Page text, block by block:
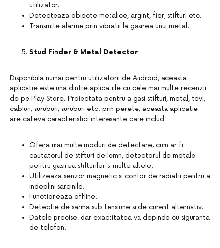
utilizator.
Detecteaza obiecte metalice, argint, fier, stifturi etc.
Transmite alarme prin vibratii la gasirea unui metal.
Stud Finder & Metal Detector
Disponibila numai pentru utilizatorii de Android, aceasta
aplicatie este una dintre aplicatiile cu cele mai multe recenzii
de pe Play Store. Proiectata pentru a gasi stifturi, metal, tevi,
cabluri, suruburi, suruburi etc. prin perete, aceasta aplicatie
are cateva caracteristici interesante care includ:
Ofera mai multe moduri de detectare, cum ar fi
cautatorul de stifturi de lemn, detectorul de metale
pentru gasirea stifturilor si multe altele.
Utilizeaza senzor magnetic si contor de radiatii pentru a
indeplini sarcinile.
Functioneaza offline.
Detectie de sarma sub tensiune si de curent alternativ.
Datele precise, dar exactitatea va depinde cu siguranta
de telefon.